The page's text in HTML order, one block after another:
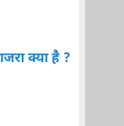
क्या है ?